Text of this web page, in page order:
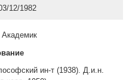
12/1982
Aкадемик
ин-т (1938). Д.и.н.